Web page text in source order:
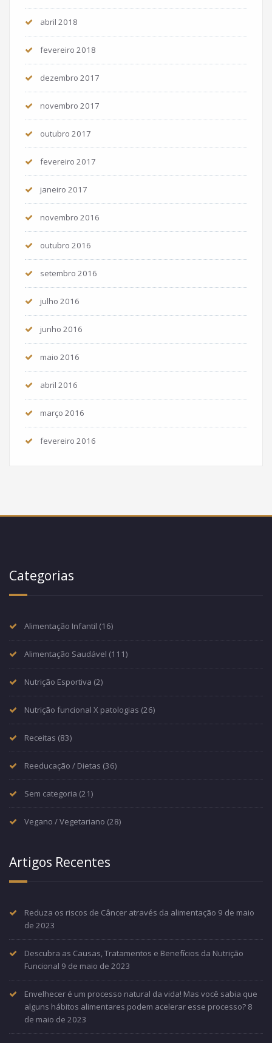
abril 2018
fevereiro 2018
dezembro 2017
novembro 2017
outubro 2017
fevereiro 2017
janeiro 2017
novembro 2016
outubro 2016
setembro 2016
julho 2016
junho 2016
maio 2016
abril 2016
março 2016
fevereiro 2016
Categorias
Alimentação Infantil (16)
Alimentação Saudável (111)
Nutrição Esportiva (2)
Nutrição funcional X patologias (26)
Receitas (83)
Reeducação / Dietas (36)
Sem categoria (21)
Vegano / Vegetariano (28)
Artigos Recentes
Reduza os riscos de Câncer através da alimentação 9 de maio
de 2023
Descubra as Causas, Tratamentos e Benefícios da Nutrição
Funcional 9 de maio de 2023
Envelhecer é um processo natural da vida! Mas você sabia que
alguns hábitos alimentares podem acelerar esse processo? 8
de maio de 2023